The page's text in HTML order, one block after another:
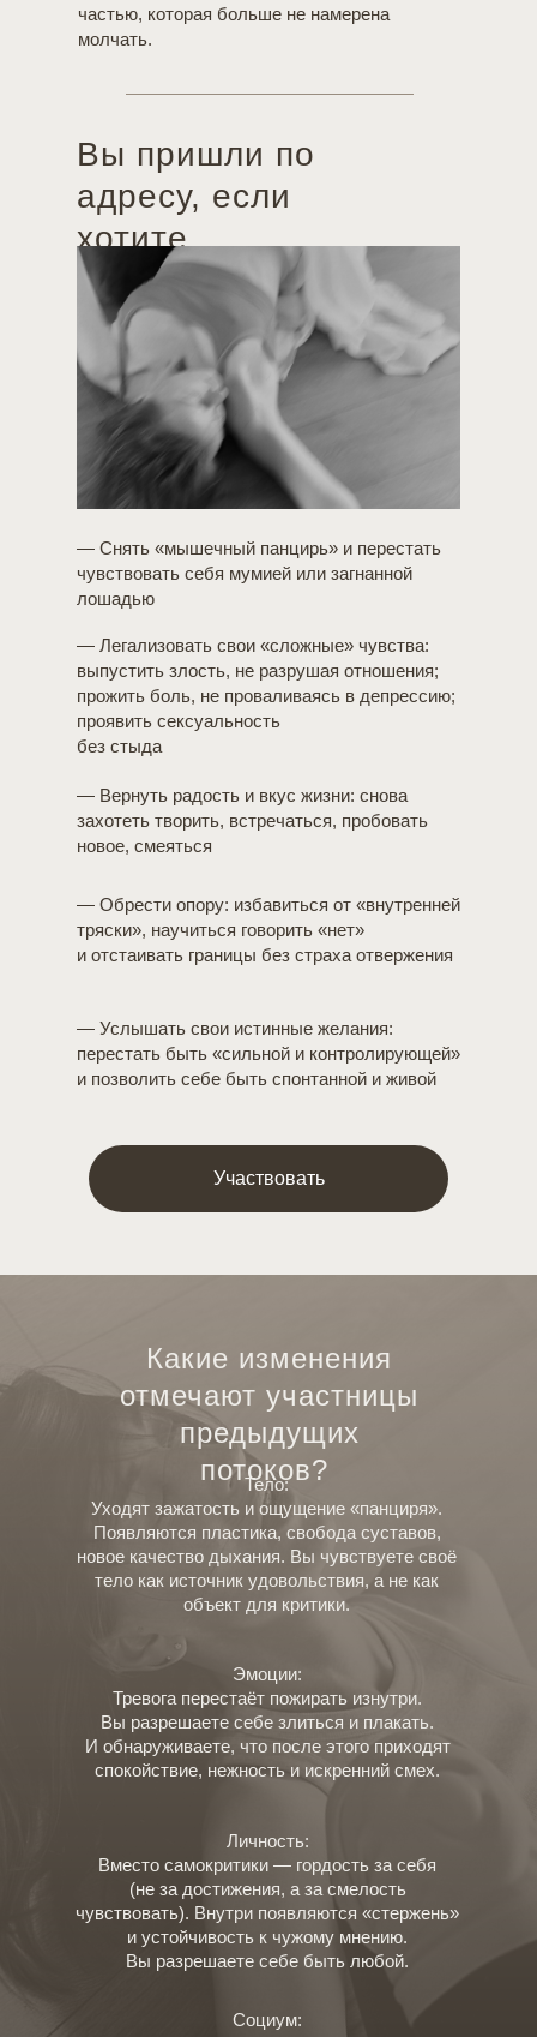
частью, которая больше не намерена
молчать.
Участвовать
— Услышать свои истинные желания:
перестать быть «сильной и контролирующей»
и позволить себе быть спонтанной и живой
Вы пришли по
адресу, если
хотите...
— Обрести опору: избавиться от «внутренней
тряски», научиться говорить «нет»
и отстаивать границы без страха отвержения
— Вернуть радость и вкус жизни: снова
захотеть творить, встречаться, пробовать
новое, смеяться
— Легализовать свои «сложные» чувства:
выпустить злость, не разрушая отношения;
прожить боль, не проваливаясь в депрессию;
проявить сексуальность
без стыда
— Снять «мышечный панцирь» и перестать
чувствовать себя мумией или загнанной
лошадью
Социум:
Какие изменения
отмечают участницы
предыдущих
потоков?
Тело:
Уходят зажатость и ощущение «панциря».
Появляются пластика, свобода суставов,
новое качество дыхания. Вы чувствуете своё
тело как источник удовольствия, а не как
объект для критики.
Эмоции:
Тревога перестаёт пожирать изнутри.
Вы разрешаете себе злиться и плакать.
И обнаруживаете, что после этого приходят
спокойствие, нежность и искренний смех.
Личность:
Вместо самокритики — гордость за себя
(не за достижения, а за смелость
чувствовать). Внутри появляются «стержень»
и устойчивость к чужому мнению.
Вы разрешаете себе быть любой.